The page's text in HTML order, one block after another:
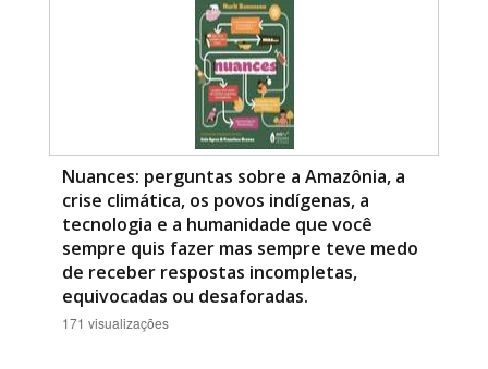
Nuances: perguntas sobre a Amazônia, a
crise climática, os povos indígenas, a
tecnologia e a humanidade que você
sempre quis fazer mas sempre teve medo
de receber respostas incompletas,
equivocadas ou desaforadas.
171 visualizações